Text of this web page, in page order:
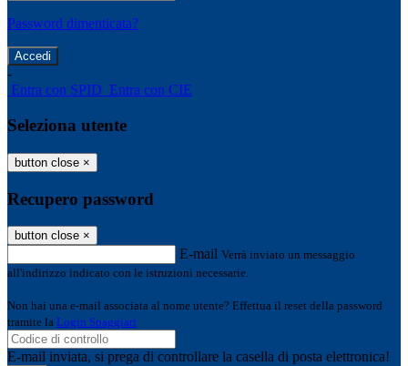
Password dimenticata?
-
Entra con SPID Entra con CIE
Seleziona utente
button close ×
Recupero password
button close ×
E-mail Verrà inviato un messaggio
all'indirizzo indicato con le istruzioni necessarie.
Non hai una e-mail associata al nome utente? Effettua il reset della password
tramite la Login Spaggiari
E-mail inviata, si prega di controllare la casella di posta elettronica!